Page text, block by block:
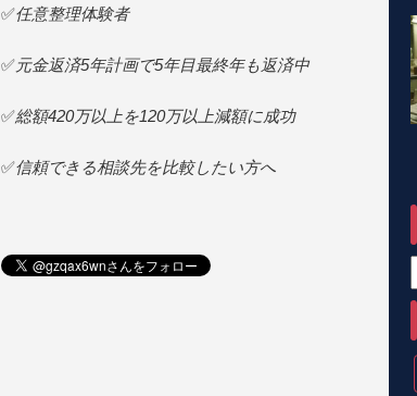
✅任意整理体験者
✅元金返済5年計画で5年目最終年も返済中
✅総額420万以上を120万以上減額に成功
✅信頼できる相談先を比較したい方へ